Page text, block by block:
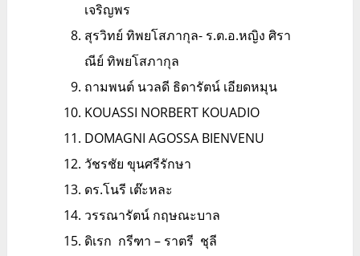
เจริญพร
สุรวิทย์ ทิพยโสภากุล- ร.ต.อ.หญิง ศิรา
ณีย์ ทิพยโสภากุล
ถามพนต์ นวลดี ธิดารัตน์ เอียดหมุน
KOUASSI NORBERT KOUADIO
DOMAGNI AGOSSA BIENVENU
วัชรชัย ขุนศรีรักษา
ดร.โนรี เต๊ะหละ
วรรณารัตน์ กฤษณะบาล
ดิเรก กรีฑา – ราตรี ชุลี